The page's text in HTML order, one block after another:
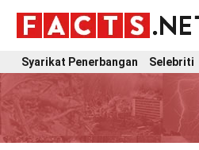
Syarikat Penerbangan Selebriti